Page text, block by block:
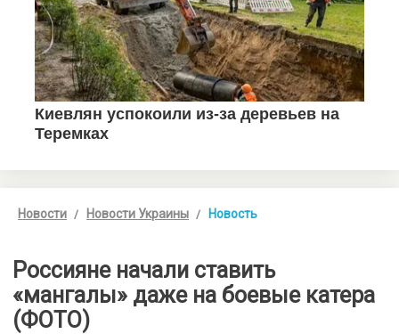
Новости Новости Украины Новость
Россияне начали ставить
«мангалы» даже на боевые катера
(ФОТО)